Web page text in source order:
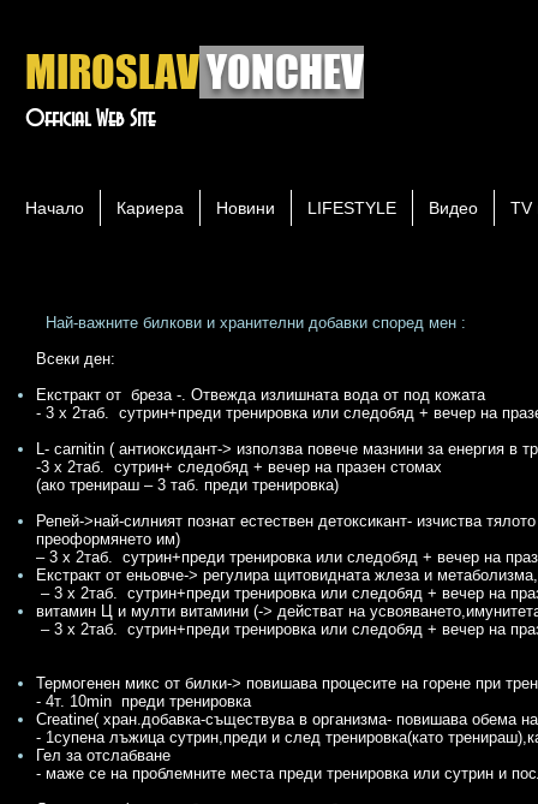
MIROSLAVYONCHEV
Official Web Site
Начало Кариера Новини LIFESTYLE Видео TV
Най-важните билкови и хранителни добавки според мен :
Всеки ден:
Екстракт от бреза -. Отвежда излишната вода от под кожата
- 3 x 2таб. сутрин+преди тренировка или следобяд + вечер на
L- carnitin ( антиоксидант-> използва повече мазнини за енергия в
-3 x 2таб. сутрин+ следобяд + вечер на празен стомах
(ако тренираш – 3 таб. преди тренировка)
Репей->най-силният познат естествен детоксикант- изчиства
преоформянето им)
– 3 x 2таб. сутрин+преди тренировка или следобяд + вечер на
Екстракт от еньовче-> регулира щитовидната жлеза и
– 3 x 2таб. сутрин+преди тренировка или следобяд + вечер на
витамин Ц и мулти витамини (-> действат на
– 3 x 2таб. сутрин+преди тренировка или следобяд + вечер на
Термогенен микс от билки-> повишава процесите на горене при
- 4т. 10min преди тренировка
Creatine( хран.добавка-съществува в организма- повишава обема
- 1супена лъжица сутрин,преди и след тренировка(като
Гел за отслабване
- маже се на проблемните места преди тренировка или сутрин и